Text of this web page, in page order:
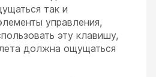
так и
управления,
эту клавишу,
должна ощущаться